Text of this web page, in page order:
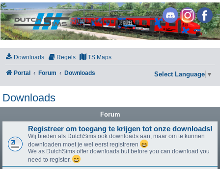
DutchSims
Downloads Regels TS Maps
Portal Forum Downloads Select Language ▼
Downloads
Forum
Registreer om toegang te krijgen tot onze downloads!
Wij bieden als DutchSims ook downloads aan, maar om te kunnen
downloaden moet je wel eerst registreren
We as DutchSims offer downloads but before you can download you
need to register.